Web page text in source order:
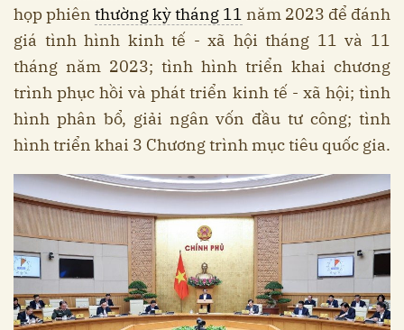
họp phiên thường kỳ tháng 11 năm 2023 để đánh
giá tình hình kinh tế - xã hội tháng 11 và 11
tháng năm 2023; tình hình triển khai chương
trình phục hồi và phát triển kinh tế - xã hội; tình
hình phân bổ, giải ngân vốn đầu tư công; tình
hình triển khai 3 Chương trình mục tiêu quốc gia.